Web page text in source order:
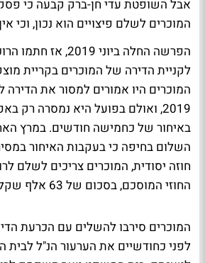
אבל השופטת עדי חן-ברק קבעה כי
המוכרים לשלם פיצויים הוא נכון, וכי
הפרשה החלה ביוני
לקניית הדירה של המוכרים בקריית
המוכרים היו אמורים למסור את הדירה
באיחור של כחמישה חודשים. במרץ
השלום בחיפה כי בעקבות האיחור
חוזה יסודית, המוכרים צריכים לשלם
החוזי המוסכם, בסכום של 63 אלף שקל.
המוכרים סירבו להשלים עם הכרעת
לפני כחודשיים את הערעור הנ"ל לבית